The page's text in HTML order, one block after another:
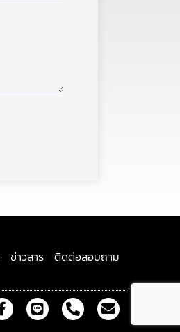
ข่าวสาร ติดต่อสอบถาม
F
a
L
i
P
h
E
n